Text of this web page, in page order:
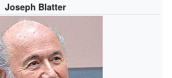
Joseph Blatter